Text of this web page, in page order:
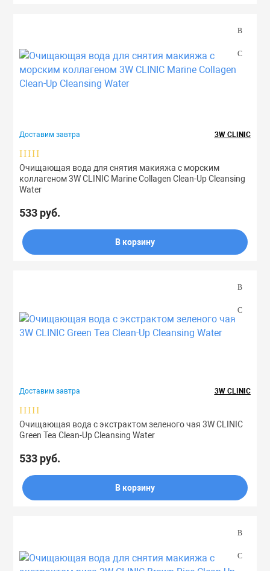
Доставим завтра 3W CLINIC
Очищающая вода для снятия макияжа с морским
коллагеном 3W CLINIC Marine Collagen Clean-Up Cleansing
Water
533 руб.
В корзину
Доставим завтра 3W CLINIC
Очищающая вода с экстрактом зеленого чая 3W CLINIC
Green Tea Clean-Up Cleansing Water
533 руб.
В корзину